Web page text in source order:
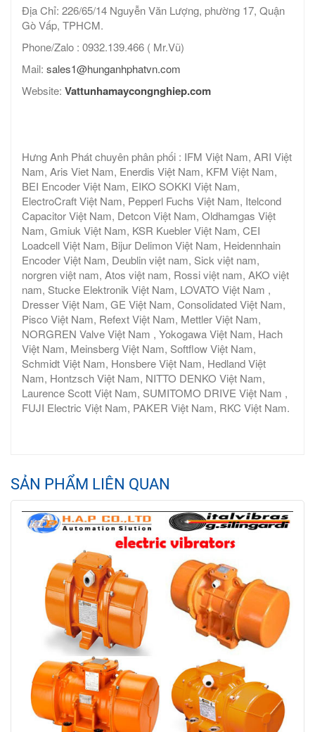
Địa Chỉ: 226/65/14 Nguyễn Văn Lượng, phường 17, Quận
Gò Vấp, TPHCM.
Phone/Zalo : 0932.139.466 ( Mr.Vũ)
Mail: sales1@hunganhphatvn.com
Website: Vattunhamaycongnghiep.com
Hưng Anh Phát chuyên phân phối : IFM Việt Nam, ARI Việt
Nam, Aris Viet Nam, Enerdis Việt Nam, KFM Việt Nam,
BEI Encoder Việt Nam, EIKO SOKKI Việt Nam,
ElectroCraft Việt Nam, Pepperl Fuchs Việt Nam, Itelcond
Capacitor Việt Nam, Detcon Việt Nam, Oldhamgas Việt
Nam, Gmiuk Việt Nam, KSR Kuebler Việt Nam, CEI
Loadcell Việt Nam, Bijur Delimon Việt Nam, Heidennhain
Encoder Việt Nam, Deublin việt nam, Sick việt nam,
norgren việt nam, Atos việt nam, Rossi việt nam, AKO việt
nam, Stucke Elektronik Việt Nam, LOVATO Việt Nam ,
Dresser Việt Nam, GE Việt Nam, Consolidated Việt Nam,
Pisco Việt Nam, Refext Việt Nam, Mettler Việt Nam,
NORGREN Valve Việt Nam , Yokogawa Việt Nam, Hach
Việt Nam, Meinsberg Việt Nam, Softflow Việt Nam,
Schmidt Việt Nam, Honsbere Việt Nam, Hedland Việt
Nam, Hontzsch Việt Nam, NITTO DENKO Việt Nam,
Laurence Scott Việt Nam, SUMITOMO DRIVE Việt Nam ,
FUJI Electric Việt Nam, PAKER Việt Nam, RKC Việt Nam.
SẢN PHẨM LIÊN QUAN